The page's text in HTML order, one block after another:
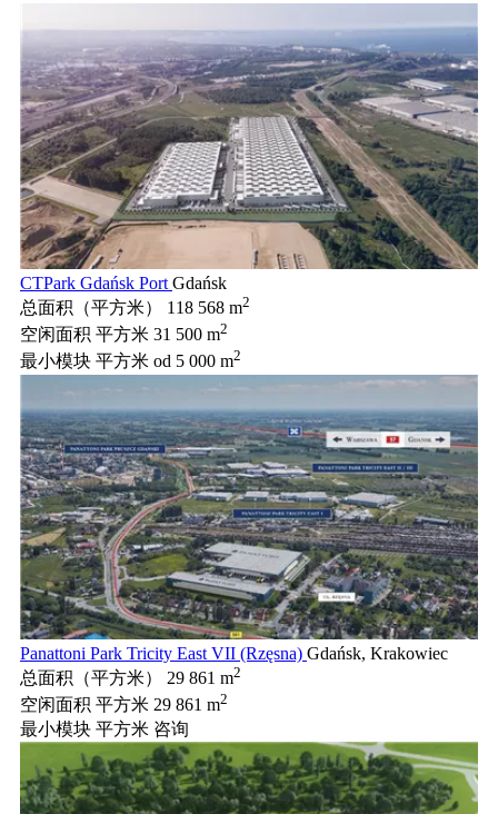
CTPark Gdańsk Port Gdańsk
总面积（平方米）
118 568 m2
空闲面积 平方米 31 500 m2
最小模块 平方米 od 5 000 m2
Panattoni Park Tricity East VII (Rzęsna) Gdańsk, Krakowiec
总面积（平方米）
29 861 m2
空闲面积 平方米 29 861 m2
最小模块 平方米 咨询